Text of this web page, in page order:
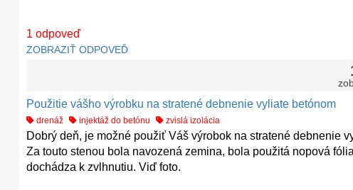
1 odpoveď
ZOBRAZIŤ ODPOVEĎ
Použitie vášho výrobku na stratené debnenie vyliate betónom
drenáž injektáž do betónu zvislá izolácia
Dobrý deň, je možné použiť Váš výrobok na stratené debnenie
Za touto stenou bola navozená zemina, bola použitá nopová
dochádza k zvlhnutiu. Viď foto.